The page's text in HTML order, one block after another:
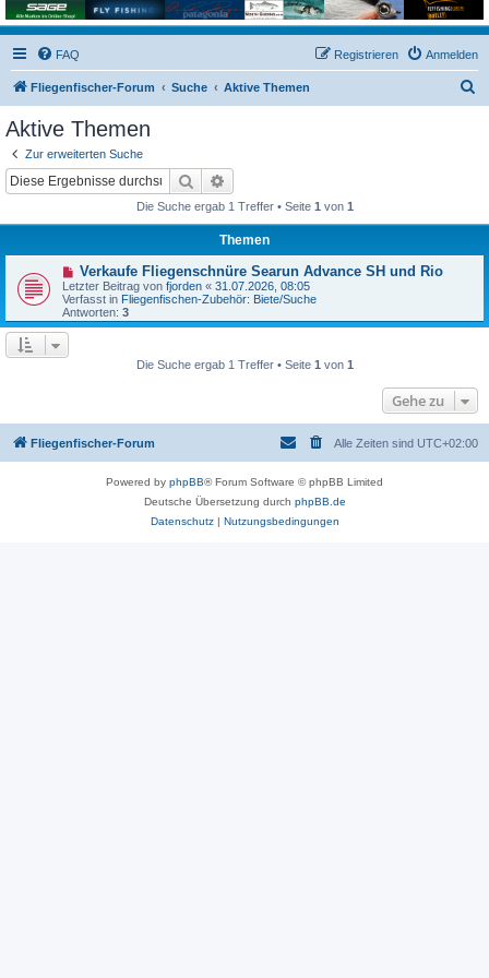
FAQ Anmelden
Registrieren
Fliegenfischer-Forum Suche Aktive Themen
Aktive Themen
Zur erweiterten Suche
Suche
Die Suche ergab 1 Treffer • Seite 1 von 1
Themen
N
e
u
e
r
Verkaufe Fliegenschnüre Searun Advance SH und Rio
Letzter Beitrag von fjorden « 31.07.2026, 08:05
Verfasst in Fliegenfischen-Zubehör: Biete/Suche
Antworten: 3
Die Suche ergab 1 Treffer • Seite 1 von 1
Gehe zu
Fliegenfischer-Forum Alle Zeiten sind UTC+02:00
Powered by phpBB® Forum Software © phpBB Limited
Deutsche Übersetzung durch phpBB.de
Datenschutz| Nutzungsbedingungen